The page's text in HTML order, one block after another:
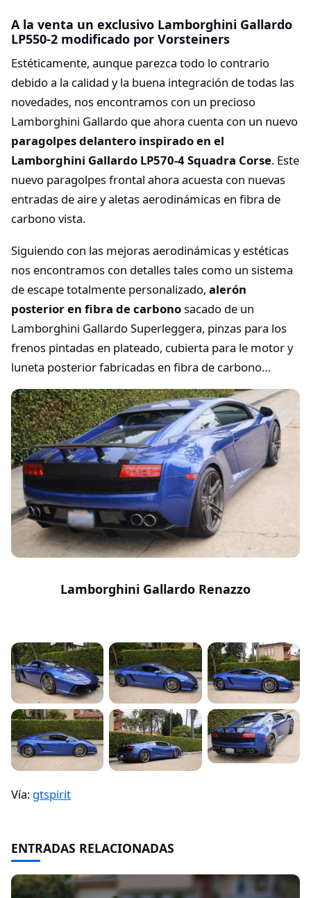
A la venta un exclusivo Lamborghini Gallardo
LP550-2 modificado por Vorsteiners
Estéticamente, aunque parezca todo lo contrario
debido a la calidad y la buena integración de todas las
novedades, nos encontramos con un precioso
Lamborghini Gallardo que ahora cuenta con un nuevo
paragolpes delantero inspirado en el
Lamborghini Gallardo LP570-4 Squadra Corse. Este
nuevo paragolpes frontal ahora acuesta con nuevas
entradas de aire y aletas aerodinámicas en fibra de
carbono vista.
Siguiendo con las mejoras aerodinámicas y estéticas
nos encontramos con detalles tales como un sistema
de escape totalmente personalizado, alerón
posterior en fibra de carbonosacado de un
Lamborghini Gallardo Superleggera, pinzas para los
frenos pintadas en plateado, cubierta para le motor y
luneta posterior fabricadas en fibra de carbono…
Lamborghini Gallardo Renazzo
Vía: gtspirit
ENTRADAS RELACIONADAS